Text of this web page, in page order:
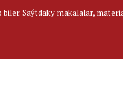
Saýtdaky makalalar,